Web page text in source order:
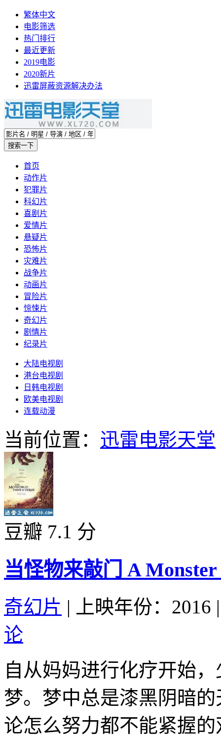
繁体中文
电影筛选
热门排行
最近更新
2019电影
2020新片
迅雷屏蔽资源解决办法
首页
动作片
犯罪片
科幻片
喜剧片
爱情片
悬疑片
恐怖片
灾难片
战争片
动画片
冒险片
惊悚片
奇幻片
剧情片
纪录片
大陆电视剧
港台电视剧
日韩电视剧
欧美电视剧
连载动漫
当前位置： 迅雷电影天堂
豆瓣 7.1 分
当怪物来敲门 A Monster
奇幻片 | 上映年份：2016 |
论
自从妈妈进行化疗开始
梦。梦中总是漆黑阴暗
论怎么努力都不能紧握